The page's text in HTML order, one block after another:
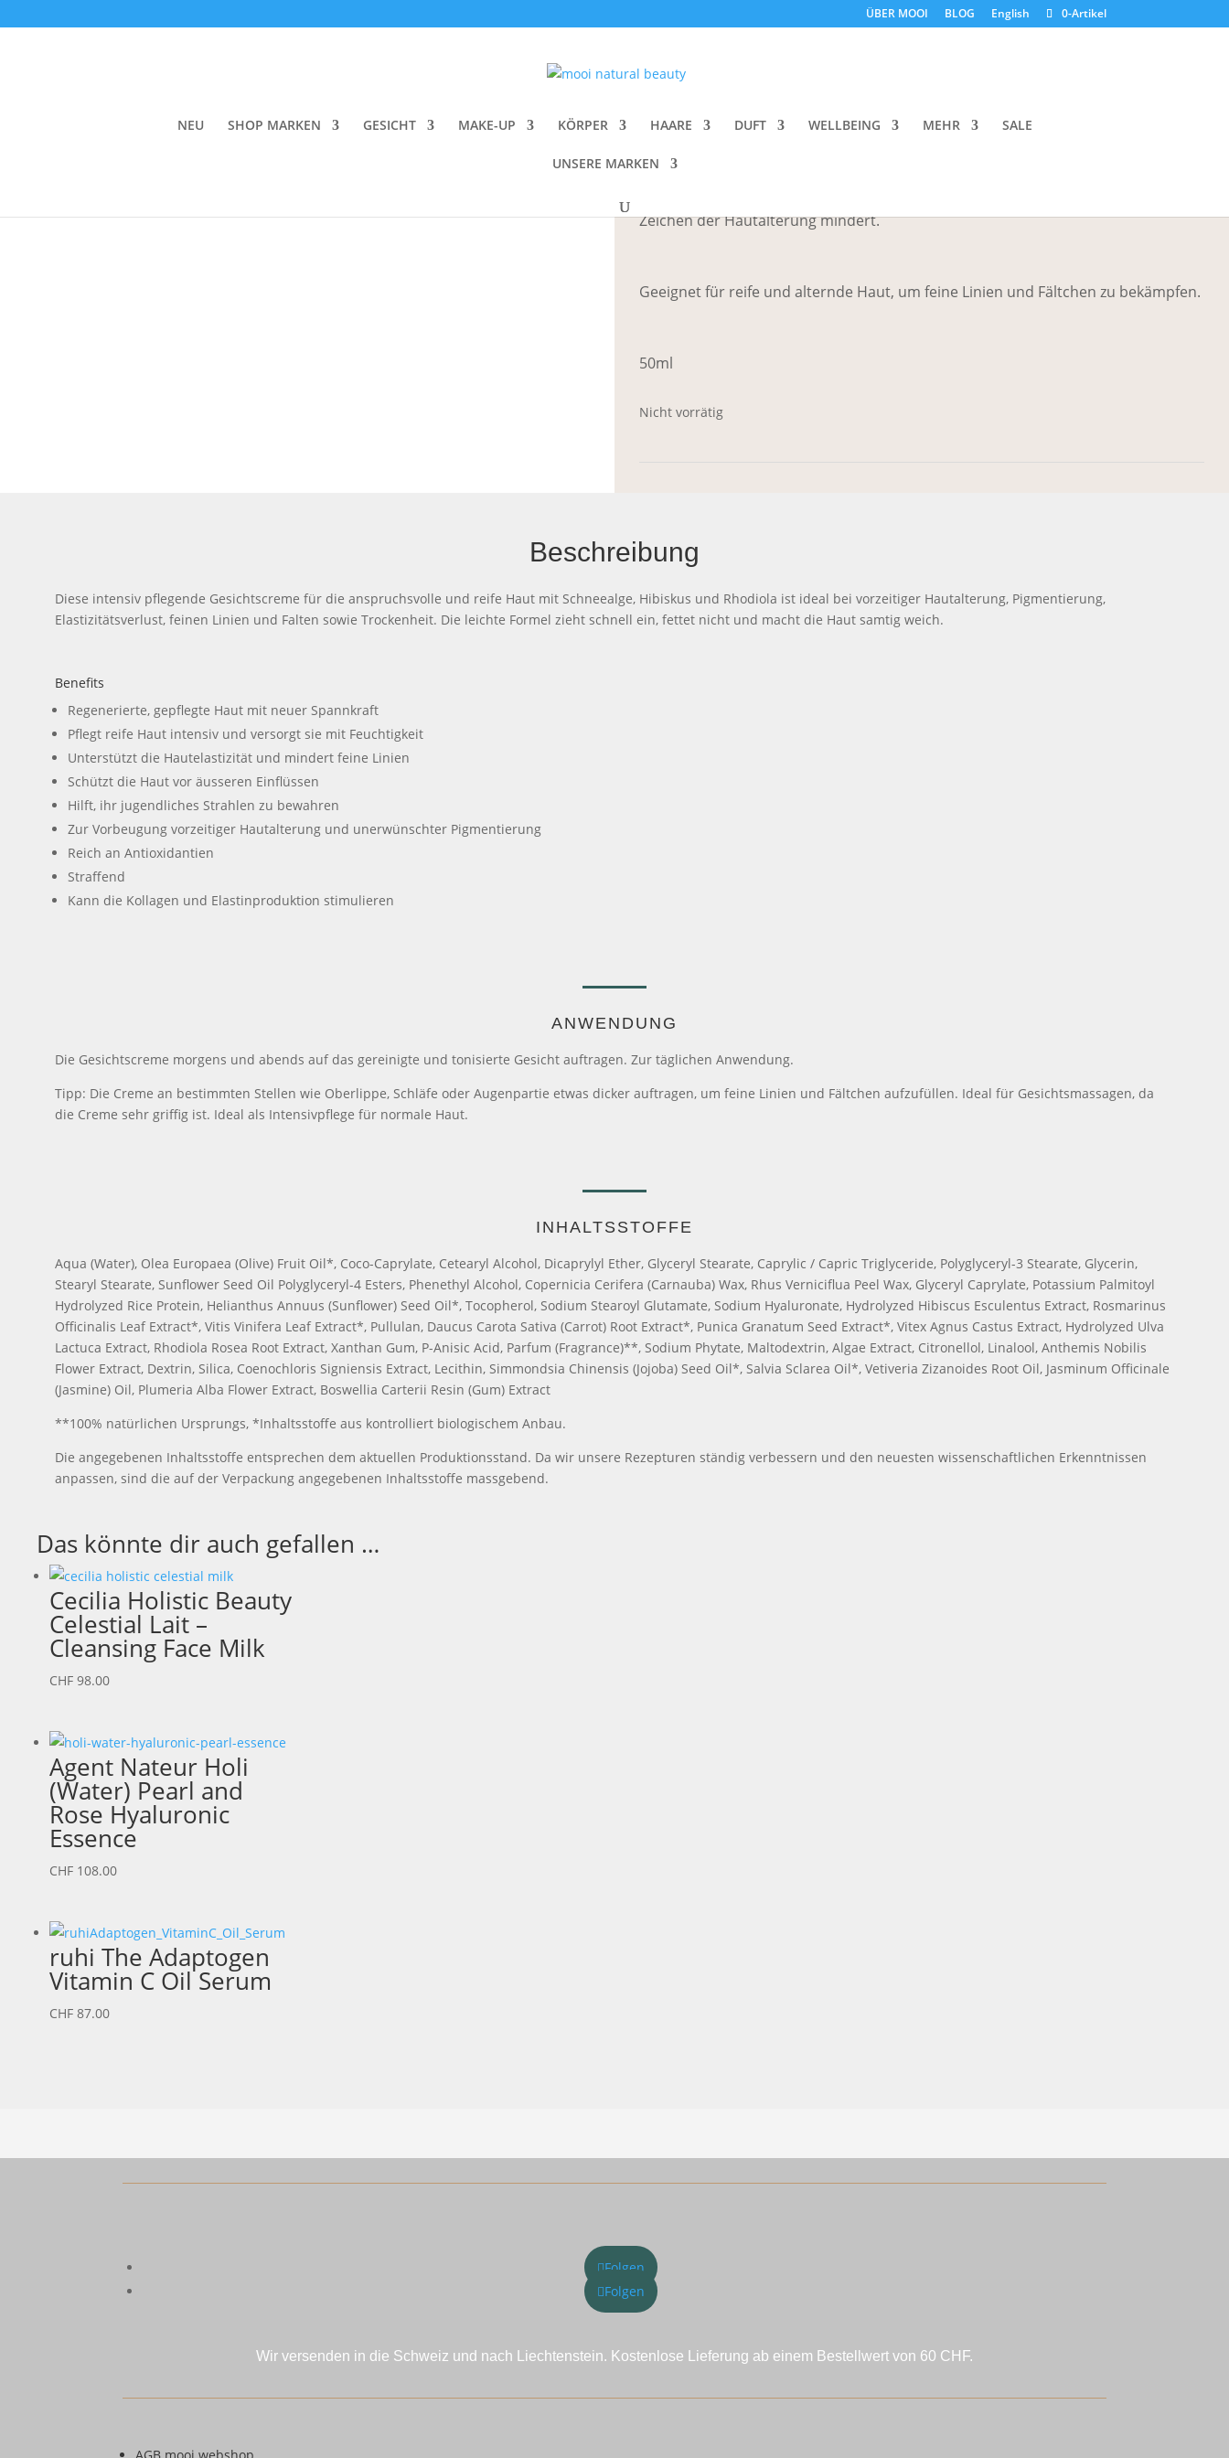
ÜBER MOOI BLOG English 0-Artikel
NEU SHOP MARKEN GESICHT MAKE-UP KÖRPER HAARE DUFT WELLBEING MEHR SALE
UNSERE MARKEN
Team Dr. Joseph Supreme Well Aging Cream
Zeichen der Hautalterung mindert.
Geeignet für reife und alternde Haut, um feine Linien und Fältchen zu bekämpfen.
50ml
Nicht vorrätig
Beschreibung
Diese intensiv pflegende Gesichtscreme für die anspruchsvolle und reife Haut mit Schneealge, Hibiskus und Rhodiola ist ideal bei vorzeitiger Hautalterung, Pigmentierung,
Elastizitätsverlust, feinen Linien und Falten sowie Trockenheit. Die leichte Formel zieht schnell ein, fettet nicht und macht die Haut samtig weich.
Benefits
Regenerierte, gepflegte Haut mit neuer Spannkraft
Pflegt reife Haut intensiv und versorgt sie mit Feuchtigkeit
Unterstützt die Hautelastizität und mindert feine Linien
Schützt die Haut vor äusseren Einflüssen
Hilft, ihr jugendliches Strahlen zu bewahren
Zur Vorbeugung vorzeitiger Hautalterung und unerwünschter Pigmentierung
Reich an Antioxidantien
Straffend
Kann die Kollagen und Elastinproduktion stimulieren
ANWENDUNG
Die Gesichtscreme morgens und abends auf das gereinigte und tonisierte Gesicht auftragen. Zur täglichen Anwendung.
Tipp: Die Creme an bestimmten Stellen wie Oberlippe, Schläfe oder Augenpartie etwas dicker auftragen, um feine Linien und Fältchen aufzufüllen. Ideal für Gesichtsmassagen, da
die Creme sehr griffig ist. Ideal als Intensivpflege für normale Haut.
INHALTSSTOFFE
Aqua (Water), Olea Europaea (Olive) Fruit Oil*, Coco-Caprylate, Cetearyl Alcohol, Dicaprylyl Ether, Glyceryl Stearate, Caprylic / Capric Triglyceride, Polyglyceryl-3 Stearate, Glycerin,
Stearyl Stearate, Sunflower Seed Oil Polyglyceryl-4 Esters, Phenethyl Alcohol, Copernicia Cerifera (Carnauba) Wax, Rhus Verniciflua Peel Wax, Glyceryl Caprylate, Potassium Palmitoyl
Hydrolyzed Rice Protein, Helianthus Annuus (Sunflower) Seed Oil*, Tocopherol, Sodium Stearoyl Glutamate, Sodium Hyaluronate, Hydrolyzed Hibiscus Esculentus Extract, Rosmarinus
Officinalis Leaf Extract*, Vitis Vinifera Leaf Extract*, Pullulan, Daucus Carota Sativa (Carrot) Root Extract*, Punica Granatum Seed Extract*, Vitex Agnus Castus Extract, Hydrolyzed Ulva
Lactuca Extract, Rhodiola Rosea Root Extract, Xanthan Gum, P-Anisic Acid, Parfum (Fragrance)**, Sodium Phytate, Maltodextrin, Algae Extract, Citronellol, Linalool, Anthemis Nobilis
Flower Extract, Dextrin, Silica, Coenochloris Signiensis Extract, Lecithin, Simmondsia Chinensis (Jojoba) Seed Oil*, Salvia Sclarea Oil*, Vetiveria Zizanoides Root Oil, Jasminum Officinale
(Jasmine) Oil, Plumeria Alba Flower Extract, Boswellia Carterii Resin (Gum) Extract
**100% natürlichen Ursprungs, *Inhaltsstoffe aus kontrolliert biologischem Anbau.
Die angegebenen Inhaltsstoffe entsprechen dem aktuellen Produktionsstand. Da wir unsere Rezepturen ständig verbessern und den neuesten wissenschaftlichen Erkenntnissen
anpassen, sind die auf der Verpackung angegebenen Inhaltsstoffe massgebend.
Das könnte dir auch gefallen …
Cecilia Holistic Beauty
Celestial Lait –
Cleansing Face Milk
CHF 98.00
Agent Nateur Holi
(Water) Pearl and
Rose Hyaluronic
Essence
CHF 108.00
ruhi The Adaptogen
Vitamin C Oil Serum
CHF 87.00
Folgen
Folgen
Wir versenden in die Schweiz und nach Liechtenstein. Kostenlose Lieferung ab einem Bestellwert von 60 CHF.
AGB mooi webshop